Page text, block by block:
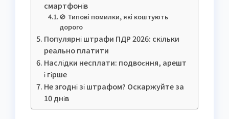
смартфонів
🚫 Типові помилки, які коштують
дорого
Популярні штрафи ПДР 2026: скільки
реально платити
Наслідки несплати: подвоєння, арешт
і гірше
Не згодні зі штрафом? Оскаржуйте за
10 днів